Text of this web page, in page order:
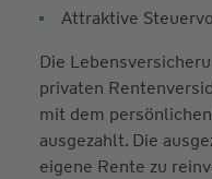
Attraktive
Die
privaten
mit dem
ausgezahlt. Die
eigene Rente zu